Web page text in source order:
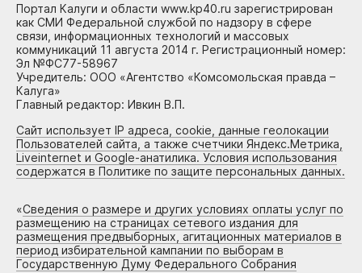
Портал Калуги и области www.kp40.ru зарегистрирован
как СМИ Федеральной службой по надзору в сфере
связи, информационных технологий и массовых
коммуникаций 11 августа 2014 г. Регистрационный номер:
Эл №ФС77-58967
Учредитель: ООО «Агентство «Комсомольская правда –
Калуга»
Главный редактор: Ивкин В.П.
Сайт использует IP адреса, cookie, данные геолокации
Пользователей сайта, а также счетчики Яндекс.Метрика,
Liveinternet и Google-анатилика. Условия использования
содержатся в Политике по защите персональных данных.
«Сведения о размере и других условиях оплаты услуг по
размещению на страницах сетевого издания для
размещения предвыборных, агитационных материалов в
период избирательной кампании по выборам в
Государственную Думу Федерального Собрания